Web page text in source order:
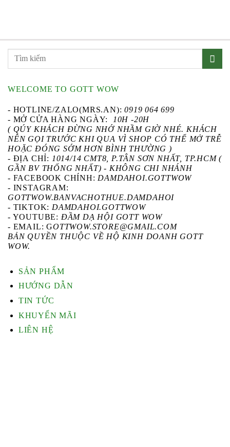
WELCOME TO GOTT WOW
- HOTLINE/ZALO(MRS.AN): 0919 064 699
- MỞ CỬA HÀNG NGÀY:
10H -20H
( QÚY KHÁCH ĐỪNG NHỚ NHẦM GIỜ NHÉ. KHÁCH
NÊN GỌI TRƯỚC KHI QUA VÌ SHOP CÓ THỂ MỞ TRỄ
HOẶC ĐÓNG SỚM HƠN BÌNH THƯỜNG )
- ĐỊA CHỈ: 1014/14 CMT8, P.TÂN SƠN NHẤT, TP.HCM (
GẦN BV THỐNG NHẤT) - KHÔNG CHI NHÁNH
- FACEBOOK CHÍNH: DAMDAHOI.GOTTWOW
- INSTAGRAM:
GOTTWOW.BANVACHOTHUE.DAMDAHOI
- TIKTOK: DAMDAHOI.GOTTWOW
- YOUTUBE: ĐẦM DẠ HỘI GOTT WOW
- EMAIL: GOTTWOW.STORE@GMAIL.COM
BẢN QUYỀN THUỘC VỀ HỘ KINH DOANH GOTT
WOW.
SẢN PHẨM
HƯỚNG DẪN
TIN TỨC
KHUYẾN MÃI
LIÊN HỆ